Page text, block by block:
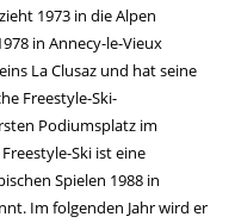
1973 in die Alpen
in Annecy-le-Vieux
La Clusaz und hat seine
Freestyle-Ski-
Podiumsplatz im
Ski ist eine
Spielen 1988 in
Im folgenden Jahr wird er